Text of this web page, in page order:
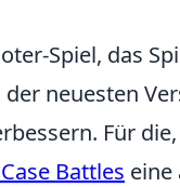
Spiel, das
neuesten
Für
Battles eine